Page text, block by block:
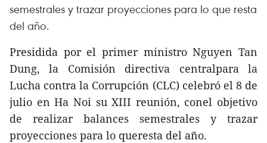
semestrales y trazar proyecciones para lo que resta
del año.
Presidida por el primer ministro Nguyen Tan
Dung, la Comisión directiva centralpara la
Lucha contra la Corrupción (CLC) celebró el 8 de
julio en Ha Noi su XIII reunión, conel objetivo
de realizar balances semestrales y trazar
proyecciones para lo queresta del año.